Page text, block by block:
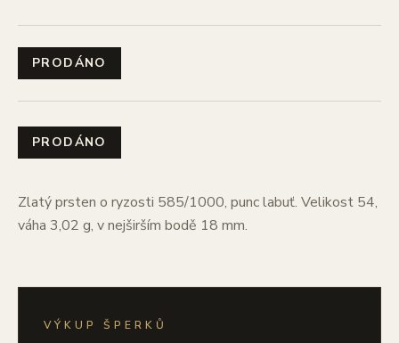
PRODÁNO
PRODÁNO
Zlatý prsten o ryzosti 585/1000, punc labuť. Velikost 54,
váha 3,02 g, v nejširším bodě 18 mm.
VÝKUP ŠPERKŮ